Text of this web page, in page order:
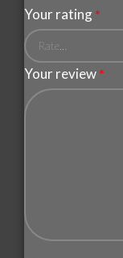
Your rating *
Your review *